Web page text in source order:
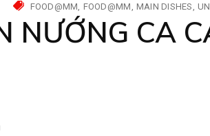
FOOD@MM FOOD@MM MAIN DISHES
NƯỚNG CA